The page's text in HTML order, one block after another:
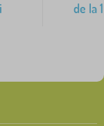
de la